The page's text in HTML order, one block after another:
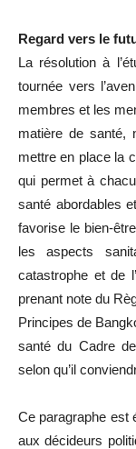
Regard vers le
La résolution à
tournée vers
membres et les
matière de santé,
mettre en place la
qui permet à
santé abordables
favorise le bien-
les aspects
catastrophe et de
prenant note du
Principes de
santé du Cadre
selon qu’il
Ce paragraphe est
aux décideurs